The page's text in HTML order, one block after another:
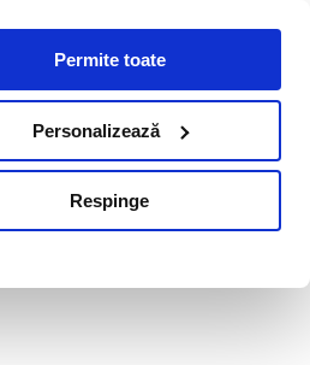
Permite toate
Personalizează
Respinge